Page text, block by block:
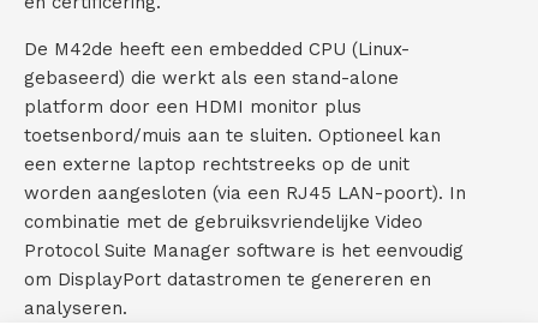
De M42de heeft een embedded CPU (Linux-
gebaseerd) die werkt als een stand-alone
platform door een HDMI monitor plus
toetsenbord/muis aan te sluiten. Optioneel kan
een externe laptop rechtstreeks op de unit
worden aangesloten (via een RJ45 LAN-poort). In
combinatie met de gebruiksvriendelijke Video
Protocol Suite Manager software is het eenvoudig
om DisplayPort datastromen te genereren en
analyseren.